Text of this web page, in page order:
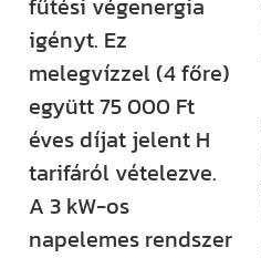
igényt. Ez
melegvízzel (4 főre)
együtt 75 000 Ft
éves díjat jelent H
tarifáról vételezve.
A 3 kW-os
napelemes rendszer